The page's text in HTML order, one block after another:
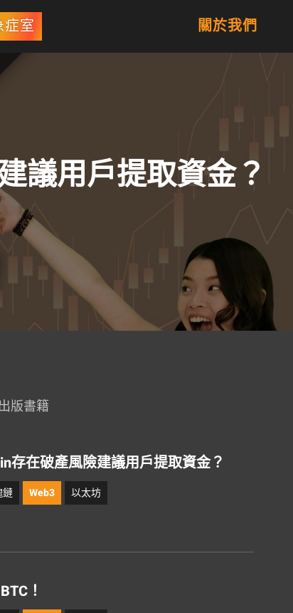
症室 關於我們
議用戶提取資金？
出版書籍
存在破產風險建議用戶提取資金？
Web3
以太坊
！